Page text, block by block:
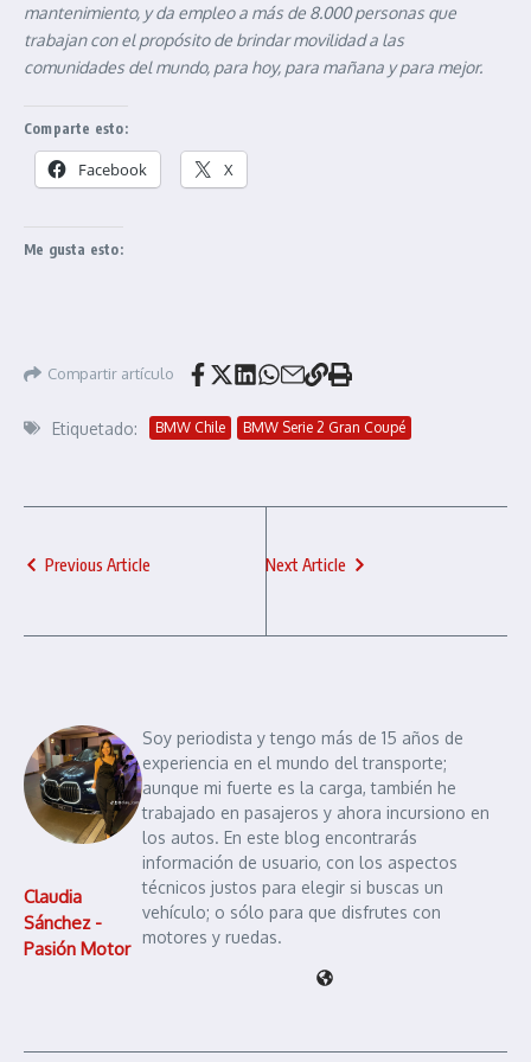
mantenimiento, y da empleo a más de 8.000 personas que
trabajan con el propósito de brindar movilidad a las
comunidades del mundo, para hoy, para mañana y para mejor.
Comparte esto:
Facebook X
Me gusta esto:
Compartir artículo
Etiquetado: BMW Chile BMW Serie 2 Gran Coupé
Previous Article Next Article
Claudia
Sánchez -
Pasión Motor
Soy periodista y tengo más de 15 años de
experiencia en el mundo del transporte;
aunque mi fuerte es la carga, también he
trabajado en pasajeros y ahora incursiono en
los autos. En este blog encontrarás
información de usuario, con los aspectos
técnicos justos para elegir si buscas un
vehículo; o sólo para que disfrutes con
motores y ruedas.